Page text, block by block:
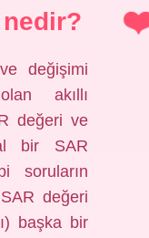
nedir?
değişimi
akıllı
değeri ve
bir SAR
soruların
SAR değeri
başka bir